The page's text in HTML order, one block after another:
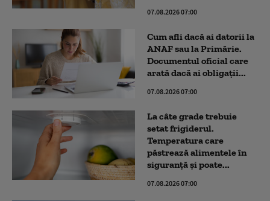
07.08.2026 07:00
Cum afli dacă ai datorii la
ANAF sau la Primărie.
Documentul oficial care
arată dacă ai obligații...
07.08.2026 07:00
La câte grade trebuie
setat frigiderul.
Temperatura care
păstrează alimentele în
siguranță și poate...
07.08.2026 07:00